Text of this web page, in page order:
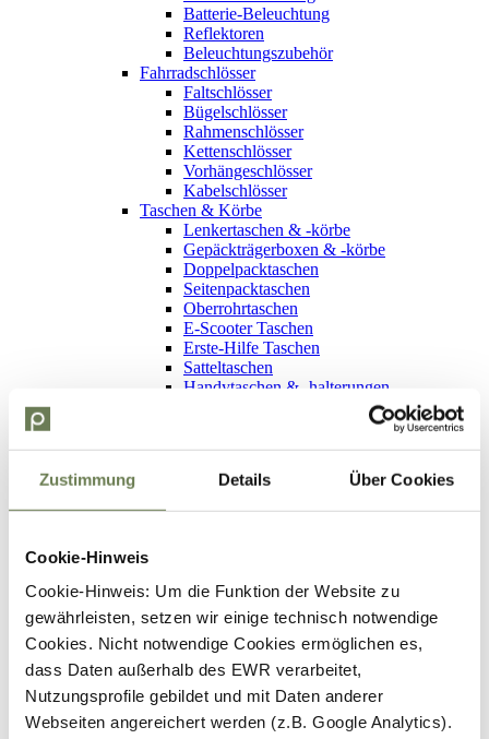
Zustimmung Details Über Cookies
Cookie-Hinweis
Cookie-Hinweis: Um die Funktion der Website zu
gewährleisten, setzen wir einige technisch notwendige
Cookies. Nicht notwendige Cookies ermöglichen es,
dass Daten außerhalb des EWR verarbeitet,
Nutzungsprofile gebildet und mit Daten anderer
Webseiten angereichert werden (z.B. Google Analytics).
Batterie-Beleuchtung
Reflektoren
Beleuchtungszubehör
Fahrradschlösser
Faltschlösser
Bügelschlösser
Rahmenschlösser
Kettenschlösser
Vorhängeschlösser
Kabelschlösser
Taschen & Körbe
Lenkertaschen & -körbe
Gepäckträgerboxen & -körbe
Doppelpacktaschen
Seitenpacktaschen
Oberrohrtaschen
E-Scooter Taschen
Erste-Hilfe Taschen
Satteltaschen
Handytaschen & -halterungen
Erwachsene & Jugendliche
Kinder
Fahrradcomputer
Handschuhe
Klingel
Fahrradflaschen & -halter
Fahrradflaschen
Fahrradflaschenhalter
Schutzkleidung
Westen
Reflektorbänder
Regenschutz